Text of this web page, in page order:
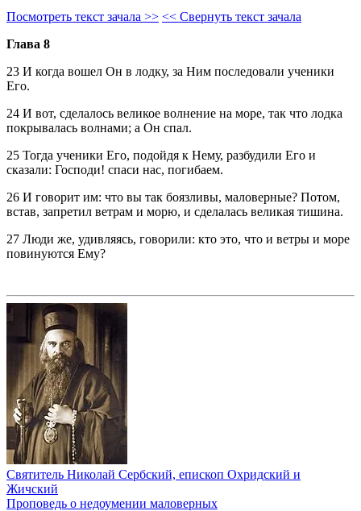
Посмотреть текст зачала >> << Свернуть текст зачала
Глава 8
23 И когда вошел Он в лодку, за Ним последовали ученики
Его.
24 И вот, сделалось великое волнение на море, так что лодка
покрывалась волнами; а Он спал.
25 Тогда ученики Его, подойдя к Нему, разбудили Его и
сказали: Господи! спаси нас, погибаем.
26 И говорит им: что вы так боязливы, маловерные? Потом,
встав, запретил ветрам и морю, и сделалась великая тишина.
27 Люди же, удивляясь, говорили: кто это, что и ветры и море
повинуются Ему?
Святитель Николай Сербский, епископ Охридский и
Жичский
Проповедь о недоумении маловерных